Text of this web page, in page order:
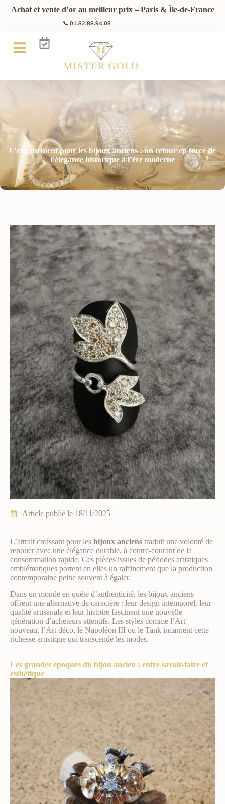
Achat et vente d’or au meilleur prix – Paris & Île-de-France
📞 01.82.88.94.08
L’engouement pour les bijoux anciens : un retour en force de
l’élégance historique à l’ère moderne
Article publié le 18/11/2025
L’attrait croissant pour les bijoux anciens traduit une volonté de
renouer avec une élégance durable, à contre-courant de la
consommation rapide. Ces pièces issues de périodes artistiques
emblématiques portent en elles un raffinement que la production
contemporaine peine souvent à égaler.
Dans un monde en quête d’authenticité, les bijoux anciens
offrent une alternative de caractère : leur design intemporel, leur
qualité artisanale et leur histoire fascinent une nouvelle
génération d’acheteurs attentifs. Les styles comme l’Art
nouveau, l’Art déco, le Napoléon III ou le Tank incarnent cette
richesse artistique qui transcende les modes.
Les grandes époques du bijou ancien : entre savoir-faire et
esthétique